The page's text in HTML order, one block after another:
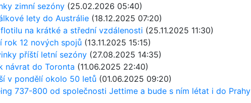
zimní sezóny (25.02.2026 05:40)
lety do Austrálie (18.12.2025 07:20)
na krátké a střední vzdálenosti (25.11.2025 11:30)
rok 12 nových spojů (13.11.2025 15:15)
příští letní sezóny (27.08.2025 14:35)
návrat do Toronta (11.06.2025 22:40)
v pondělí okolo 50 letů (01.06.2025 09:20)
737-800 od společnosti Jettime a bude s ním létat i do Prahy